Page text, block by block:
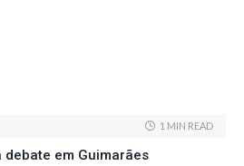
1 MIN READ
em Guimarães